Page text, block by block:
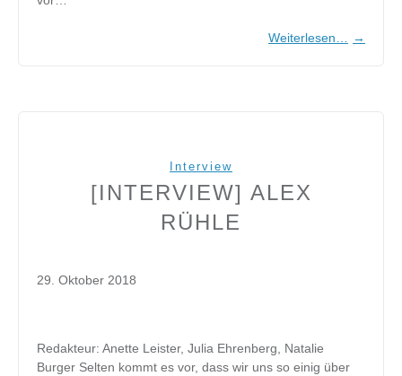
Weiterlesen… →
Interview
[INTERVIEW] ALEX
RÜHLE
29. Oktober 2018
Redakteur: Anette Leister, Julia Ehrenberg, Natalie
Burger Selten kommt es vor, dass wir uns so einig über